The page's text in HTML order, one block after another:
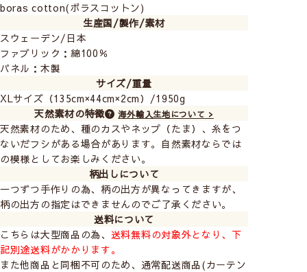
XLサイズなのでお部屋全体を明るく華やかな印象にし
てくれます。
北欧ナチュラルなお部屋におすすめです。
boras cotton(ボラスコットン)
生産国/製作/素材
スウェーデン/日本
ファブリック：綿100％
パネル：木製
サイズ/重量
XLサイズ（135cm×44cm×2cm）/1950g
天然素材の特徴
海外輸入生地について >
天然素材のため、種のカスやネップ（たま）、糸をつ
ないだフシがある場合があります。自然素材ならでは
の模様としてお楽しみください。
柄出しについて
一つずつ手作りの為、柄の出方が異なってきますが、
柄の出方の指定はできませんのでご了承ください。
送料について
こちらは大型商品の為、 送料無料の対象外となり、下
記別途送料がかかります。
また他商品と同梱不可のため、通常配送商品(カーテン